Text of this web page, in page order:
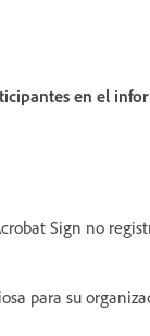
en el
Sign no
para su